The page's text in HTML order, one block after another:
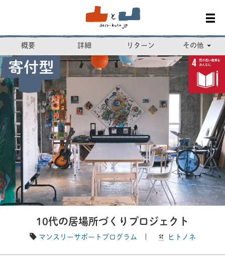
概要 詳細 リターン その他
10代の居場所づくりプロジェクト
マンスリーサポートプログラム ヒトノネ